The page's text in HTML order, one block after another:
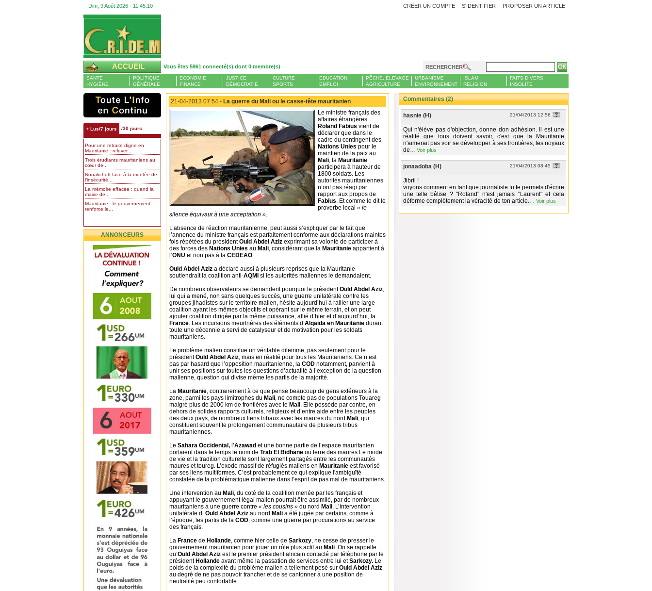
Dim, 9 Août 2026 - 11:45:11 PROPOSER UN ARTICLE
CRÉER UN COMPTE S'IDENTIFIER
ACCUEIL Vous êtes 5961 connecté(s) dont 0 membre(s) RECHERCHER
SANTÉ
HYGIÈNE
POLITIQUE
GÉNÉRALE
ECONOMIE
FINANCE
JUSTICE
DÉMOCRATIE
CULTURE
SPORTS
EDUCATION
EMPLOI
PÊCHE, ELEVAGE
AGRICULTURE
URBANISME
ENVIRONNEMENT
ISLAM
RELIGION
FAITS DIVERS
INSOLITE
+ Lus/7 jours /30 jours
Pour une retraite digne en
Mauritanie : relever...
Trois étudiants mauritaniens au
cœur de...
Nouakchott face à la montée de
l’insécurité...
La mémoire effacée : quand la
mairie de...
Mauritanie : le gouvernement
renforce le...
ANNONCEURS
21-04-2013 07:54 - La guerre du Mali ou le casse-tête mauritanien
Le ministre français des
affaires étrangères
Roland Fabius vient de
déclarer que dans le
cadre du contingent des
Nations Unies pour le
maintien de la paix au
Mali, la Mauritanie
participera à hauteur de
1800 soldats. Les
autorités mauritaniennes
n’ont pas réagi par
rapport aux propos de
Fabius. Et comme le dit le
proverbe local « le
silence équivaut à une acceptation ».
L’absence de réaction mauritanienne, peut aussi s’expliquer par le fait que
l’annonce du ministre français est parfaitement conforme aux déclarations maintes
fois répétées du présidentOuld Abdel Aziz exprimant sa volonté de participer à
des forces des Nations Unies au Mali, considérant que la Mauritanie appartient à
l’ONU et non pas à la CEDEAO.
Ould Abdel Aziz a déclaré aussi à plusieurs reprises que la Mauritanie
soutiendrait la coalition anti-AQMI si les autorités maliennes le demandaient.
De nombreux observateurs se demandent pourquoi le présidentOuld Abdel Aziz,
lui qui a mené, non sans quelques succès, une guerre unilatérale contre les
groupes jihadistes sur le territoire malien, hésite aujourd’hui à rallier une large
coalition ayant les mêmes objectifs et opérant sur le même terrain, et on peut
ajouter coalition dirigée par la même puissance, allié d’hier et d’aujourd’hui, la
France. Les incursions meurtrières des éléments d’Alqaida en Mauritanie durant
toute une décennie a servi de catalyseur et de motivation pour les soldats
mauritaniens.
Le problème malien constitue un véritable dilemme, pas seulement pour le
présidentOuld Abdel Aziz, mais en réalité pour tous les Mauritaniens. Ce n’est
pas par hasard que l’opposition mauritanienne, la COD notamment, parvient à
unir ses positions sur toutes les questions d’actualité à l’exception de la question
malienne, question qui divise même les partis de la majorité.
La Mauritanie, contrairement à ce que pense beaucoup de gens extérieurs à la
zone, parmi les pays limitrophes du Mali, ne compte pas de populations Touareg
malgré plus de 2000 km de frontières avec le Mali. Elle possède par contre, en
dehors de solides rapports culturels, religieux et d’entre aide entre les peuples
des deux pays, de nombreux liens tribaux avec les maures du nord Mali, qui
constituent souvent le prolongement communautaire de plusieurs tribus
mauritaniennes.
Le Sahara Occidental, l’Azawad et une bonne partie de l’espace mauritanien
portaient dans le temps le nom de Trab El Bidhane ou terre des maures Le mode
de vie et la tradition culturelle sont largement partagés entre les communautés
maures et toureg. L’exode massif de réfugiés maliens en Mauritanie est favorisé
par ses liens multiformes. C’est probablement ce qui explique l'ambiguïté
constatée de la problématique malienne dans l’esprit de pas mal de mauritaniens.
Une intervention au Mali, du coté de la coalition menée par les français et
appuyant le gouvernement légal malien pourrait être assimilé, par de nombreux
mauritaniens à une guerre contre « les cousins » du nord Mali. L’intervention
unilatérale d’ Ould Abdel Aziz au nord Mali a été jugée par certains, comme à
l’époque, les partis de la COD, comme une guerre par procuration» au service
des français.
La France de Hollande, comme hier celle de Sarkozy, ne cesse de presser le
gouvernement mauritanien pour jouer un rôle plus actif au Mali. On se rappelle
qu’Ould Abdel Aziz est le premier président africain contacté par téléphone par le
président Hollande avant même la passation de services entre lui etSarkozy. Le
poids de la complexité du problème malien a tellement pesé sur Ould Abdel Aziz
au degré de ne pas pouvoir trancher et de se cantonner à une position de
neutralité peu confortable.
Commentaires (2)
hasnie (H) 21/04/2013 12:56
Qui n'élève pas d'objection, donne don adhésion. Il est une
réalité que tous doivent savoir, c'est que la Mauritanie
n'aimerait pas voir se développer à ses frontières, les noyaux
de
Voir plus
jonaadoba (H) 21/04/2013 08:45
Jibril !
voyons comment en tant que journaliste tu te permets d'écrire
une telle bêtise ? "Roland" n'est jamais "Laurent" et cela
déforme complètement la véracité de ton article.
Voir plus